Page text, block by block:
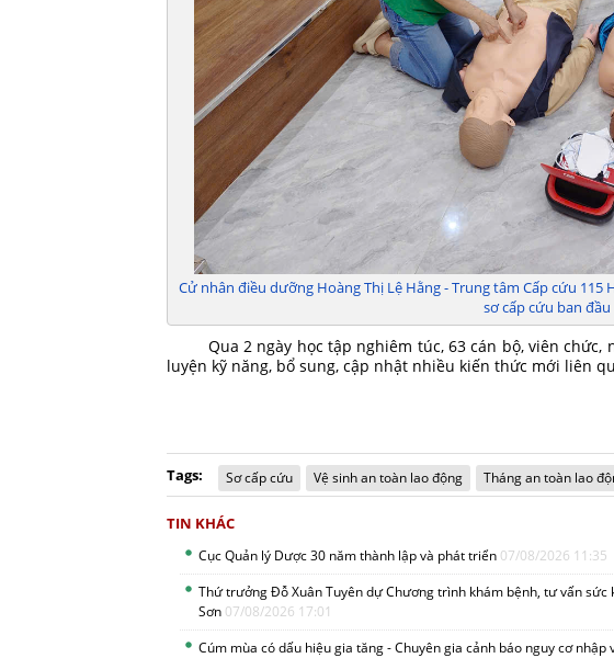
Cử nhân điều dưỡng Hoàng Thị Lệ Hằng - Trung tâm Cấp cứu
sơ cấp cứu ban đầu
Qua 2 ngày học tập nghiêm túc, 63 cán bộ, viên
luyện kỹ năng, bổ sung, cập nhật nhiều kiến thức mới liên
Tags: Sơ cấp cứu Vệ sinh an toàn lao động Tháng an toàn lao
TIN KHÁC
Cục Quản lý Dược 30 năm thành lập và phát triển 07/08/2026 11:35
Thứ trưởng Đỗ Xuân Tuyên dự Chương trình khám bệnh, tư vấn
Sơn 07/08/2026 17:01
Cúm mùa có dấu hiệu gia tăng - Chuyên gia cảnh báo nguy cơ